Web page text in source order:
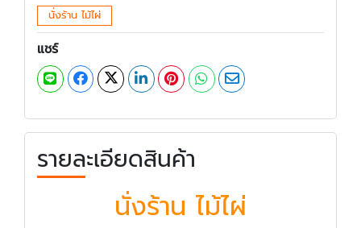
นั่งร้าน ไม้ไผ่
แชร์
รายละเอียดสินค้า
นั่งร้าน ไม้ไผ่